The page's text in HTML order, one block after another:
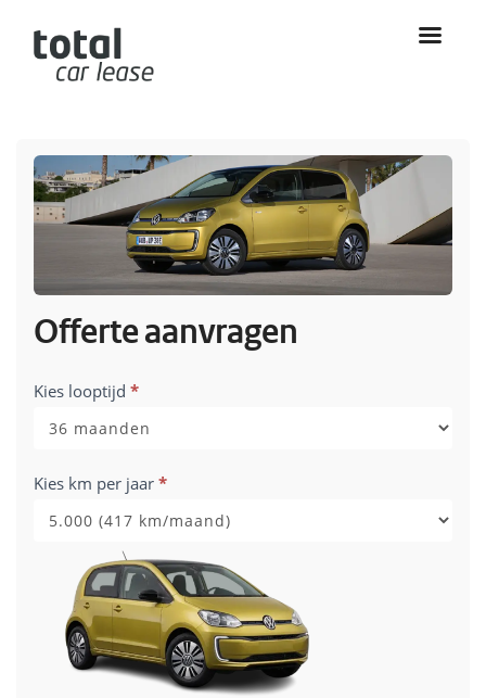
Offerte aanvragen
Aanvraag
Volkswagen
Up
28-
05-
Kies looptijd *
Kies km per jaar *